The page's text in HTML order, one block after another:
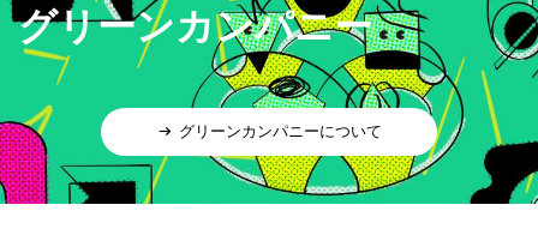
グリーンカンパニー
グリーンカンパニーについて